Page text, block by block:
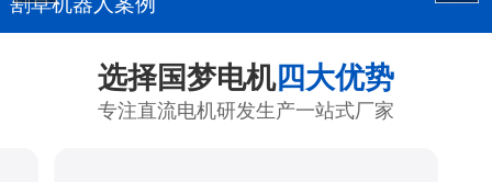
选择国梦电机四大优势
专注直流电机研发生产一站式厂家